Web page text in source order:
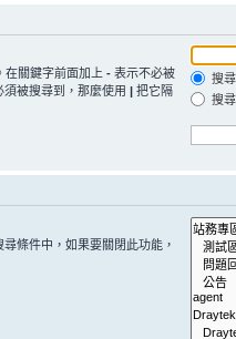
在關鍵字前面加上 - 表示不必被
被搜尋到，那麼使用 | 把它隔
搜
搜
條件中，如果要關閉此功能，